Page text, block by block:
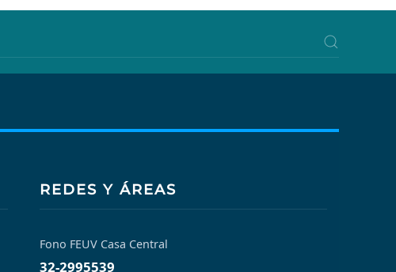
REDES Y ÁREAS
Fono FEUV Casa Central
32-2995539